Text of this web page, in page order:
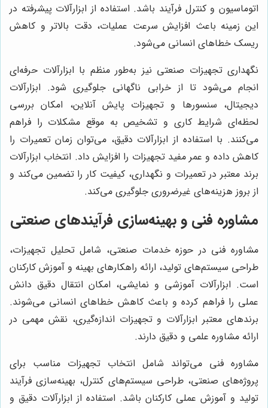
اتوماسیون و کنترل فرآیند باشد. استفاده از ابزارآلات پیشرفته در
این زمینه باعث افزایش سرعت عملیات، دقت بالاتر و کاهش
ریسک خطاهای انسانی می‌شود.
نگهداری تجهیزات صنعتی نیز به‌طور منظم با ابزارآلات حرفه‌ای
انجام می‌شود تا از خرابی ناگهانی جلوگیری شود. ابزارآلات
دیجیتال، سنسورها و تجهیزات پایش آنلاین، امکان بررسی
لحظه‌ای شرایط کاری و تشخیص به موقع مشکلات را فراهم
می‌کنند. با استفاده از ابزارآلات دقیق، می‌توان زمان تعمیرات را
کاهش داده و عمر مفید تجهیزات را افزایش داد. انتخاب ابزارآلات
برند معتبر در تعمیرات و نگهداری، کیفیت کار را تضمین می‌کند و
از بروز هزینه‌های غیرضروری جلوگیری می‌کند.
مشاوره فنی و بهینه‌سازی فرآیندهای صنعتی
مشاوره فنی در حوزه خدمات صنعتی، شامل تحلیل تجهیزات،
طراحی سیستم‌های تولید، ارائه راهکارهای بهینه و آموزش کارکنان
است. ابزارآلات آموزشی و نمایشی، امکان انتقال دقیق دانش
عملی را فراهم کرده و باعث کاهش خطاهای انسانی می‌شوند.
برندهای معتبر ابزارآلات و تجهیزات اندازه‌گیری، نقش مهمی در
ارائه مشاوره علمی و دقیق دارند.
مشاوره فنی می‌تواند شامل انتخاب تجهیزات مناسب برای
پروژه‌های صنعتی، طراحی سیستم‌های کنترل، بهینه‌سازی فرآیند
تولید و آموزش عملی کارکنان باشد. استفاده از ابزارآلات دقیق و